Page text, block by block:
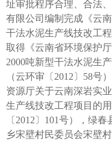
址审批程序合理、合法
有限公司编制完成《云
干法水泥生产线技改工
取得《云南省环境保护
2000吨新型干法水泥生
（云环审〔2012〕58号
资源厅关于云南深岩实
生产线技改工程项目的
〔2012〕101号），绿
乡宋壁村民委员会宋壁